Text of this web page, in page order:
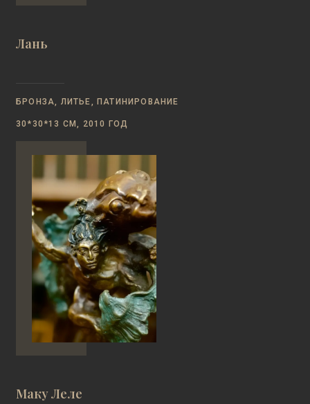
Лань
БРОНЗА, ЛИТЬЕ, ПАТИНИРОВАНИЕ
30*30*13 СМ, 2010 ГОД
Маку Леле